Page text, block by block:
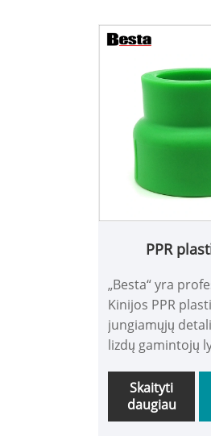
PPR
„Besta“ yra
Kinijos PPR
jungiamųjų
lizdų gamintojų
prieinama
atvykę į mus
Turime visą PPR
Skaityti
daugiau